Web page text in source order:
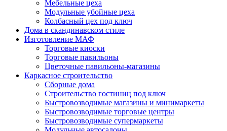
Мебельные цеха
Модульные убойные цеха
Колбасный цех под ключ
Дома в скандинавском стиле
Изготовление МАФ
Торговые киоски
Торговые павильоны
Цветочные павильоны-магазины
Каркасное строительство
Сборные дома
Строительство гостиниц под ключ
Быстровозводимые магазины и минимаркеты
Быстровозводимые торговые центры
Быстровозводимые супермаркеты